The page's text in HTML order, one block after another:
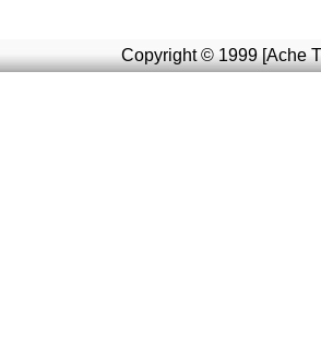
Copyright © 1999 [Ache